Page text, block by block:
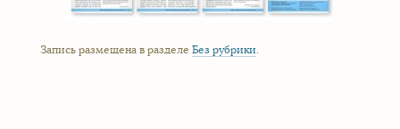
Запись размещена в разделе Без рубрики